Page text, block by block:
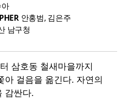
안홍범, 김은주
남구청
삼호동 철새마을까지
아 걸음을 옮긴다. 자연의
감싼다.